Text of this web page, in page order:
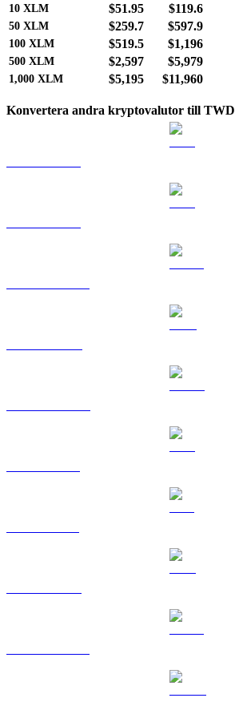
10 XLM $51.95 $119.6
50 XLM $259.7 $597.9
100 XLM $519.5 $1,196
500 XLM $2,597 $5,979
1,000 XLM $5,195 $11,960
Konvertera andra kryptovalutor till TWD